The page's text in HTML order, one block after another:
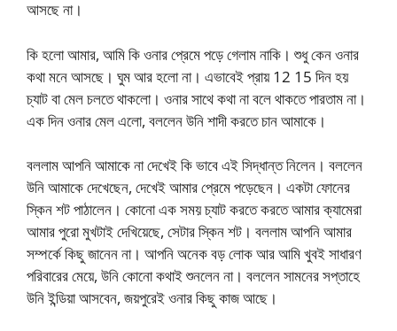
আসছে না।
কি হলো আমার, আমি কি ওনার প্রেমে পড়ে গেলাম নাকি। শুধু কেন ওনার
কথা মনে আসছে। ঘুম আর হলো না। এভাবেই প্রায় 12 15 দিন হয়
চ্যাট বা মেল চলতে থাকলো। ওনার সাথে কথা না বলে থাকতে পারতাম না।
এক দিন ওনার মেল এলো, বললেন উনি শাদী করতে চান আমাকে।
বললাম আপনি আমাকে না দেখেই কি ভাবে এই সিদ্ধান্ত নিলেন। বললেন
উনি আমাকে দেখেছেন, দেখেই আমার প্রেমে পড়েছেন। একটা ফোনের
স্কিন শট পাঠালেন। কোনো এক সময় চ্যাট করতে করতে আমার ক্যামেরা
আমার পুরো মুখটাই দেখিয়েছে, সেটার স্কিন শট। বললাম আপনি আমার
সম্পর্কে কিছু জানেন না। আপনি অনেক বড় লোক আর আমি খুবই সাধারণ
পরিবারের মেয়ে, উনি কোনো কথাই শুনলেন না। বললেন সামনের সপ্তাহে
উনি ইন্ডিয়া আসবেন, জয়পুরেই ওনার কিছু কাজ আছে।